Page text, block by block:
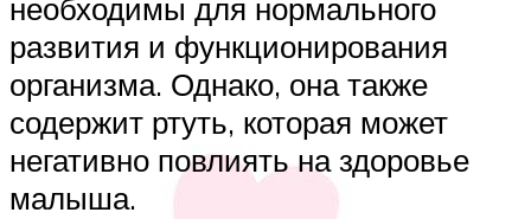
необходимы для нормального
развития и функционирования
организма. Однако, она также
содержит ртуть, которая может
негативно повлиять на здоровье
малыша.